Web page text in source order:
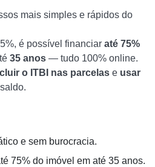
mais simples e rápidos do
é possível financiar até 75%
35 anos — tudo 100% online.
o ITBI nas parcelas e usar
e sem burocracia.
75% do imóvel em até 35 anos.